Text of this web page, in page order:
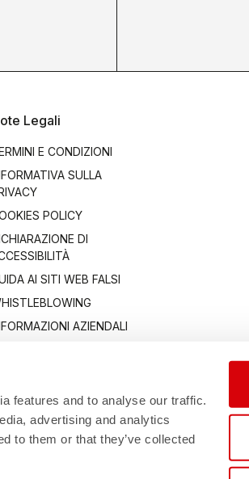
features and to analyse our traffic.
advertising and analytics
to them or that they’ve collected
Legali
E CONDIZIONI
SULLA
POLICY
DI
AI SITI WEB FALSI
AZIENDALI